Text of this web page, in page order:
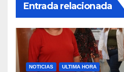
Entrada relacionada
NOTICIAS ULTIMA HORA